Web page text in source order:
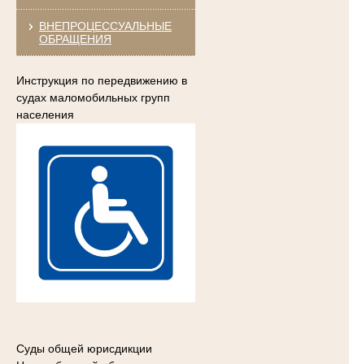
ВНЕПРОЦЕССУАЛЬНЫЕ
ОБРАЩЕНИЯ
Инструкция по передвижению в
судах маломобильных групп
населения
Суды общей юрисдикции